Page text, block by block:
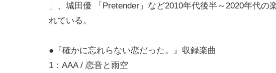
」、城田優 「Pretender」など2010年代後半～2020年代
れている。
●『確かに忘れらない恋だった。』収録楽曲
1：AAA / 恋音と雨空